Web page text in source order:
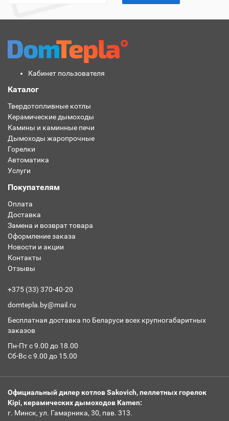
Кабинет пользователя
Каталог
Твердотопливные котлы
Керамические дымоходы
Камины и каминные печи
Дымоходы жаропрочные
Горелки
Автоматика
Услуги
Покупателям
Оплата
Доставка
Замена и возврат товара
Оформление заказа
Новости и акции
Контакты
Отзывы
+375 (33) 370-40-20
domtepla.by@mail.ru
Бесплатная доставка по Беларуси всех крупногабаритных
заказов
Пн-Пт с 9.00 до 18.00
Сб-Вс с 9.00 до 15.00
Официальный дилер котлов Sakovich, пеллетных горелок
Kipi, керамических дымоходов Kamen:
г. Минск, ул. Гамарника, 30, пав. 313.